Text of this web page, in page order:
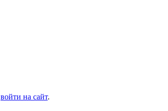
войти на сайт.